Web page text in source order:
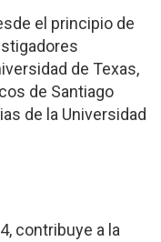
el principio de
de Texas,
de Santiago
de la Universidad
contribuye a la